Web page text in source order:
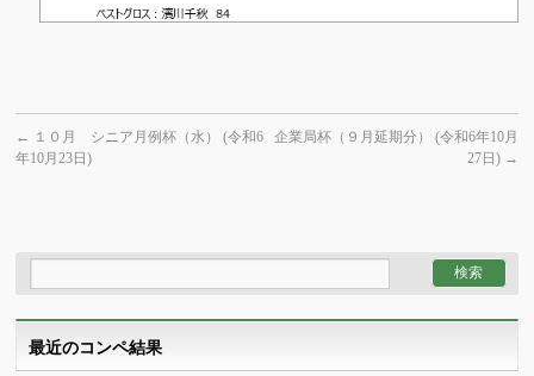
← １０月 シニア月例杯（水） (令和6
年10月23日)
企業局杯（９月延期分） (令和6年10月
27日) →
最近のコンペ結果